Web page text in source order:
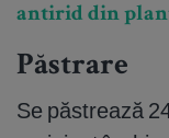
antirid din
Păstrare
Se păstrează